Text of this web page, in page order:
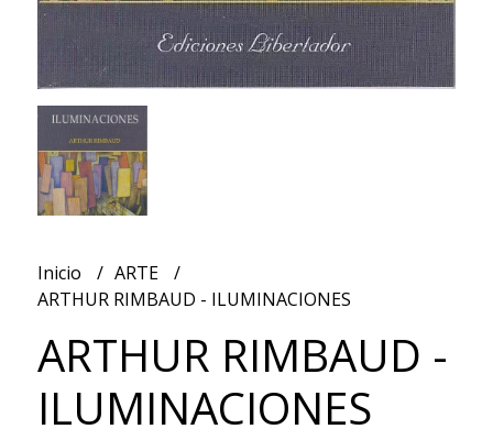
Inicio
ARTE
ARTHUR RIMBAUD - ILUMINACIONES
ARTHUR RIMBAUD -
ILUMINACIONES